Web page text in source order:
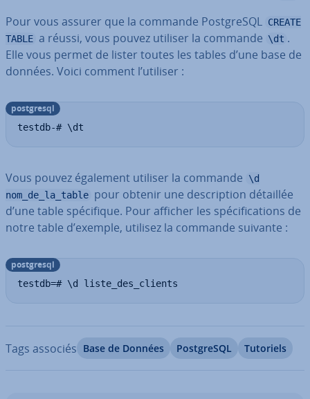
Pour vous assurer que la commande Post­greSQL CREATE
TABLE a réussi, vous pouvez utiliser la commande \dt .
Elle vous permet de lister toutes les tables d’une base de
données. Voici comment l’utiliser :
testdb-# \dt
post­gresql
Vous pouvez également utiliser la commande
\d
nom_de_la_table pour obtenir une des­crip­tion détaillée
d’une table spé­ci­fique. Pour afficher les spé­ci­fi­ca­tions de
notre table d’exemple, utilisez la commande suivante :
testdb=# \d liste_des_clients
post­gresql
Tags associés Base de Données Post­greSQL Tutoriels